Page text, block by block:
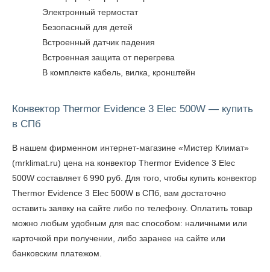
Электронный термостат
Безопасный для детей
Встроенный датчик падения
Встроенная защита от перегрева
В комплекте кабель, вилка, кронштейн
Конвектор Thermor Evidence 3 Elec 500W — купить
в СПб
В нашем фирменном интернет-магазине «Мистер Климат»
(mrklimat.ru) цена на конвектор Thermor Evidence 3 Elec
500W составляет 6 990 руб. Для того, чтобы купить конвектор
Thermor Evidence 3 Elec 500W в СПб , вам достаточно
оставить заявку на сайте либо по телефону. Оплатить товар
можно любым удобным для вас способом: наличными или
карточкой при получении, либо заранее на сайте или
банковским платежом.